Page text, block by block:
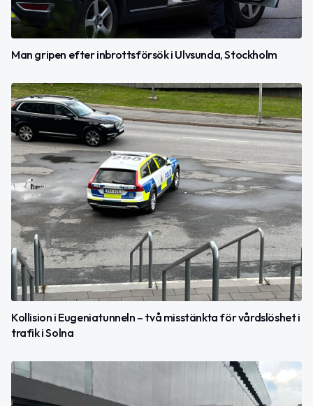
Man gripen efter inbrottsförsök i Ulvsunda, Stockholm
Kollision i Eugeniatunneln – två misstänkta för vårdslöshet i
trafik i Solna